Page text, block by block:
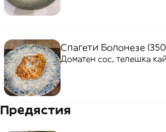
Спагети Болонезе
Доматен сос, телешка
Предястия